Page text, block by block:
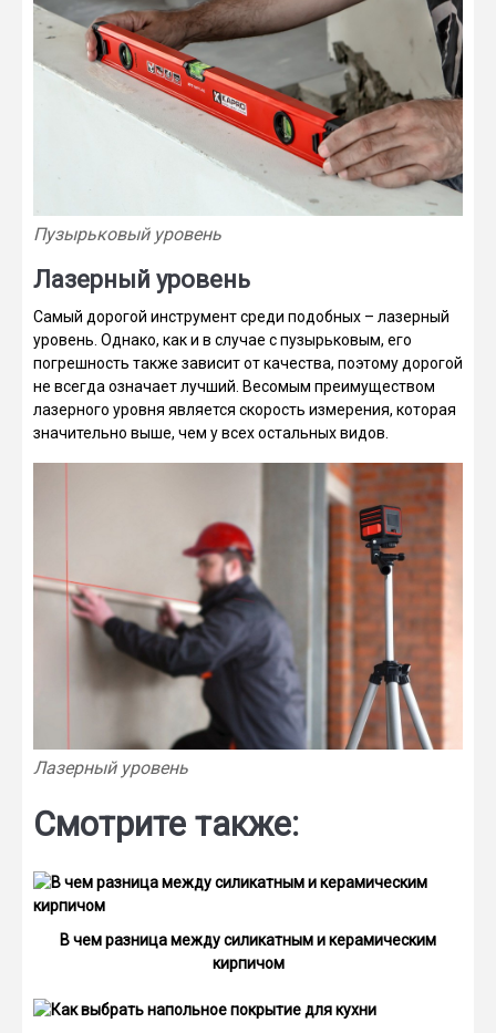
Пузырьковый уровень
Лазерный уровень
Самый дорогой инструмент среди подобных – лазерный
уровень. Однако, как и в случае с пузырьковым, его
погрешность также зависит от качества, поэтому дорогой
не всегда означает лучший. Весомым преимуществом
лазерного уровня является скорость измерения, которая
значительно выше, чем у всех остальных видов.
Лазерный уровень
Смотрите также:
В чем разница между силикатным и керамическим
кирпичом